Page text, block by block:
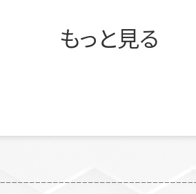
もっと見る